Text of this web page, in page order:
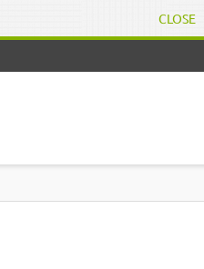
CLOSE